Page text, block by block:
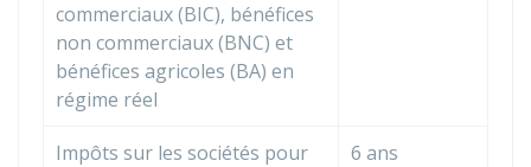
commerciaux (BIC), bénéfices
non commerciaux (BNC) et
bénéfices agricoles (BA) en
régime réel
Impôts sur les sociétés pour
6 ans